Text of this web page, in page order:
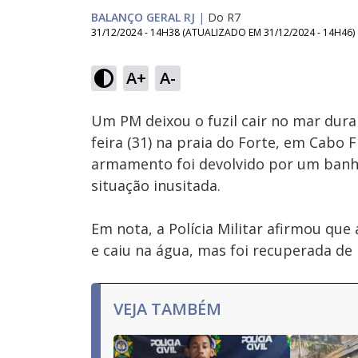
BALANÇO GERAL RJ | Do R7
31/12/2024 - 14H38 (ATUALIZADO EM 31/12/2024 - 14H46)
A+ A-
Ativar
Som
Um PM deixou o fuzil cair no mar
feira (31) na praia do Forte, em Cabo
armamento foi devolvido por um
situação inusitada.
Em nota, a Polícia Militar afirmou
e caiu na água, mas foi recuperada
VEJA TAMBÉM